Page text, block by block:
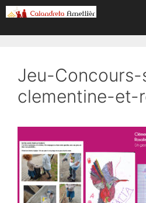
Aller
au
contenu
Jeu-
clementine-et-